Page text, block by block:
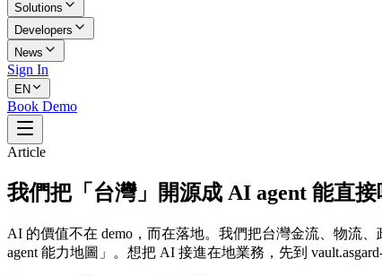
Solutions
Developers
News
Sign In
EN
Book Demo
Article
我們把「台灣」開源成 AI agent 能直
AI 的價值不在 demo，而在落地。我們把台灣金流、物流
agent 能力地圖」。想把 AI 接進在地業務，先到 vault.asgard-